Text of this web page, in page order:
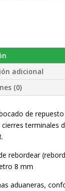
adicional
(0)
de
terminales
rebordear
8 mm
aduaneras,